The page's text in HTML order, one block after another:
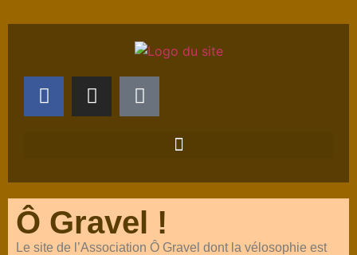
Ô Gravel !
Le site de l’Association Ô Gravel dont la vélosophie est